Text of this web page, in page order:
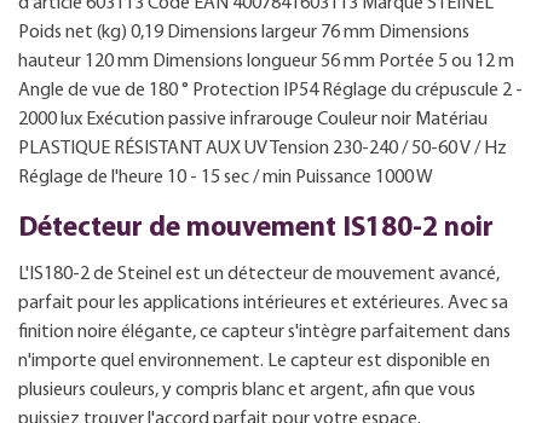
Poids net (kg) 0,19 Dimensions largeur 76 mm Dimensions
hauteur 120 mm Dimensions longueur 56 mm Portée 5 ou 12 m
Angle de vue de 180 ° Protection IP54 Réglage du crépuscule 2 -
2000 lux Exécution passive infrarouge Couleur noir Matériau
PLASTIQUE RÉSISTANT AUX UV Tension 230-240 / 50-60 V / Hz
Réglage de l'heure 10 - 15 sec / min Puissance 1000 W
Détecteur de mouvement IS180-2 noir
L'IS180-2 de Steinel est un détecteur de mouvement avancé,
parfait pour les applications intérieures et extérieures. Avec sa
finition noire élégante, ce capteur s'intègre parfaitement dans
n'importe quel environnement. Le capteur est disponible en
plusieurs couleurs, y compris blanc et argent, afin que vous
puissiez trouver l'accord parfait pour votre espace.